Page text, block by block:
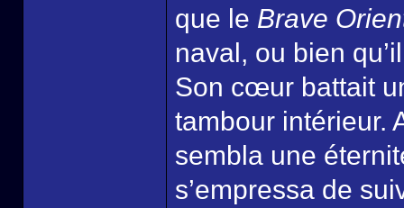
que le Brave
naval, ou bien
Son cœur battait
tambour intérieur.
sembla une
s’empressa de